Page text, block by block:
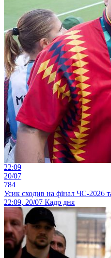
22:09
20/07
784
Усик сходив на фінал ЧС-2026
22:09, 20/07 Кадр дня